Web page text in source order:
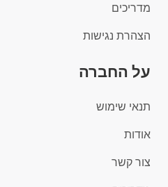
מדריכים
הצהרת נגישות
על החברה
תנאי שימוש
אודות
צור קשר